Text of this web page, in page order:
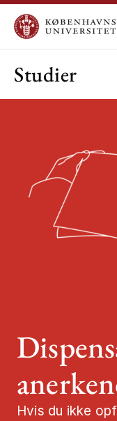
Studier
Hvis du ikke